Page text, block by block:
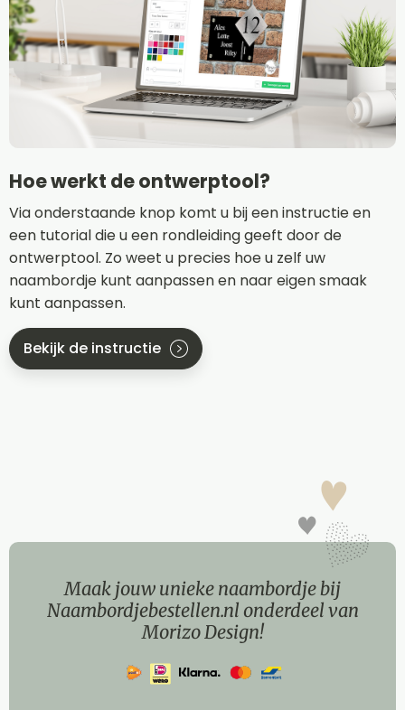
Hoe werkt de ontwerptool?
Via onderstaande knop komt u bij een instructie en
een tutorial die u een rondleiding geeft door de
ontwerptool. Zo weet u precies hoe u zelf uw
naambordje kunt aanpassen en naar eigen smaak
kunt aanpassen.
Bekijk de instructie
Maak jouw unieke naambordje bij
Naambordjebestellen.nl onderdeel van
Morizo Design!